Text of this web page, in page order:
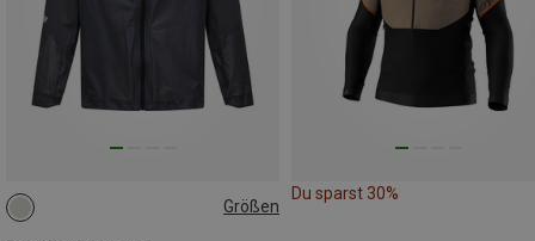
Größen
S
Du sparst 30%